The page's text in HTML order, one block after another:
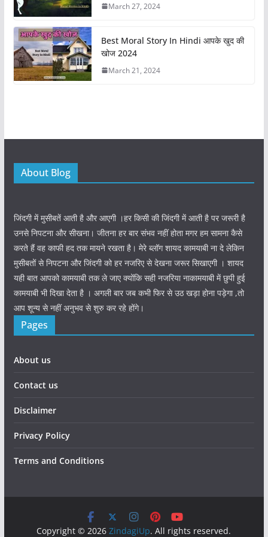
March 27, 2024
Best Moral Story In Hindi आपके खुद की
खोज 2024
March 21, 2024
About Blog
जिंदगी में मुसीबतें आती है और आएगी ।हर किसी की जिंदगी में आती है पर जरूरी है
उनसे निपटना और सीखना। जीतना हर बार संभव नहीं होता मगर हम सामना कैसे
करते हैं वह काफी हद तक मायने रखता है। मेरे ब्लॉग शायद कामयाबी ना दे लेकिन
मुसीबतों से निपटना और जिंदगी को हर नजरिए से देखना जरूर सिखाएगी । शायद
यही बात आपको कामयाबी तक ले जाए क्योंकि सही नजरिया नाकामयाबी में छुपी हुई
कामयाबी भी दिखा देता है । अगली बार जब कभी फिर से उठ खड़ा होना पड़ेगा ,तो
आप शून्य से नहीं अनुभव से शुरु कर रहे होंगे।
Pages
About us
Contact us
Disclaimer
Privacy Policy
Terms and Conditions
Copyright © 2026ZindagiUp. All rights reserved.